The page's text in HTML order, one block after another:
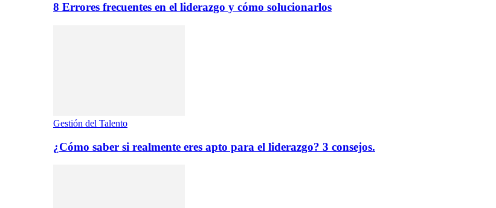
8 Errores frecuentes en el liderazgo y cómo solucionarlos
Gestión del Talento
¿Cómo saber si realmente eres apto para el liderazgo? 3 consejos.